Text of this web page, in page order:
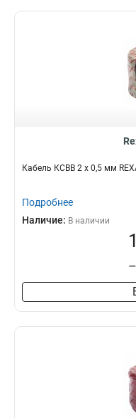
Кабель КСВВ 2 х 0,5 мм
Подробнее
Наличие: В наличии
–